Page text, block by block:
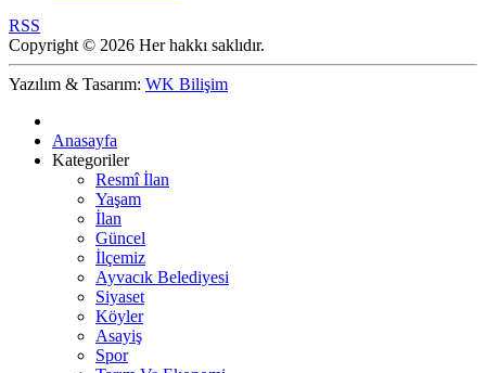
RSS
Copyright © 2026 Her hakkı saklıdır.
Yazılım & Tasarım: WK Bilişim
Anasayfa
Kategoriler
Resmî İlan
Yaşam
İlan
Güncel
İlçemiz
Ayvacık Belediyesi
Siyaset
Köyler
Asayiş
Spor